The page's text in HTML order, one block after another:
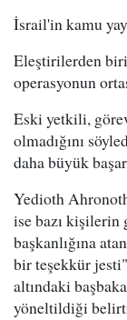
İsrail'in kamu
Eleştirilerden
operasyonun
Eski yetkili,
olmadığını
daha büyük
Yedioth
ise bazı kişilerin
başkanlığına
bir teşekkür
altındaki
yöneltildiği